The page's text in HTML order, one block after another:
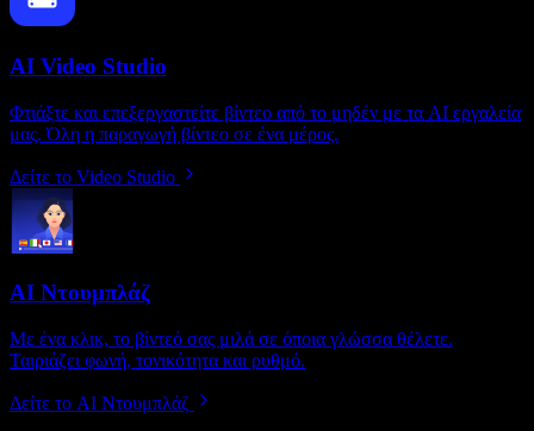
AI Video Studio
Φτιάξτε και επεξεργαστείτε βίντεο από το μηδέν με τα AI εργαλεία
μας. Όλη η παραγωγή βίντεο σε ένα μέρος.
Δείτε το Video Studio
AI Ντουμπλάζ
Με ένα κλικ, το βίντεό σας μιλά σε όποια γλώσσα θέλετε.
Ταιριάζει φωνή, τονικότητα και ρυθμό.
Δείτε το AI Ντουμπλάζ